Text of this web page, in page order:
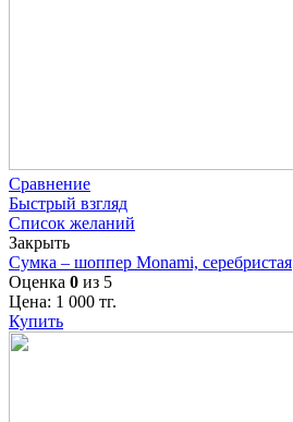
Сравнение
Быстрый взгляд
Список желаний
Закрыть
Сумка – шоппер Monami, серебристая
Оценка 0 из 5
Цена: 1 000 тг.
Купить